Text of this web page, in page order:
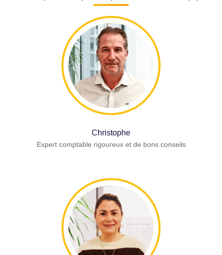
Christophe
Expert comptable rigoureux et de bons conseils